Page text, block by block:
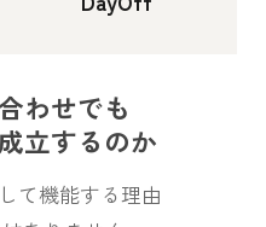
わせでも
立するのか
て機能する理由